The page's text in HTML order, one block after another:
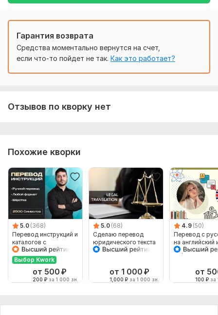
Объем услуги в кворке: 500 знаков
Гарантия возврата
Средства моментально вернутся на счет,
если что-то пойдет не так. Как это работает?
Отзывов по кворку нет
Похожие кворки
5.0 (368)
Перевод инструкций и
каталогов с
Английского на
Русский и наоборот
Выбор Kwork
от 500 ₽
200 ₽ за 1 000 зн.
5.0 (68)
Сделаю перевод
юридического текста
от 1 000 ₽
1,000 ₽ за 1 000 зн.
4.9 (50)
Перевод с
на английский
обратно
от
100 ₽ за